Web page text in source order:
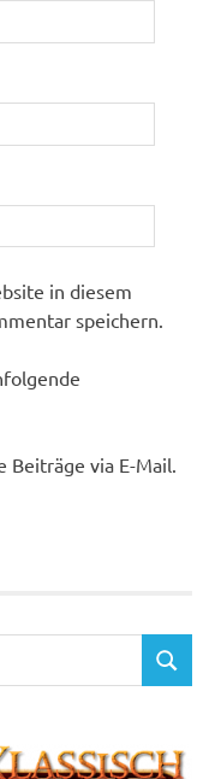
in diesem
speichern.
Beiträge via E-Mail.
SUCHEN